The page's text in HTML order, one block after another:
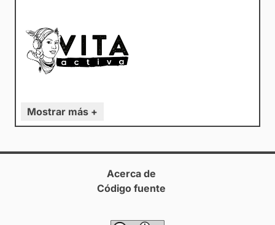
Mostrar más +
Acerca de
Código fuente